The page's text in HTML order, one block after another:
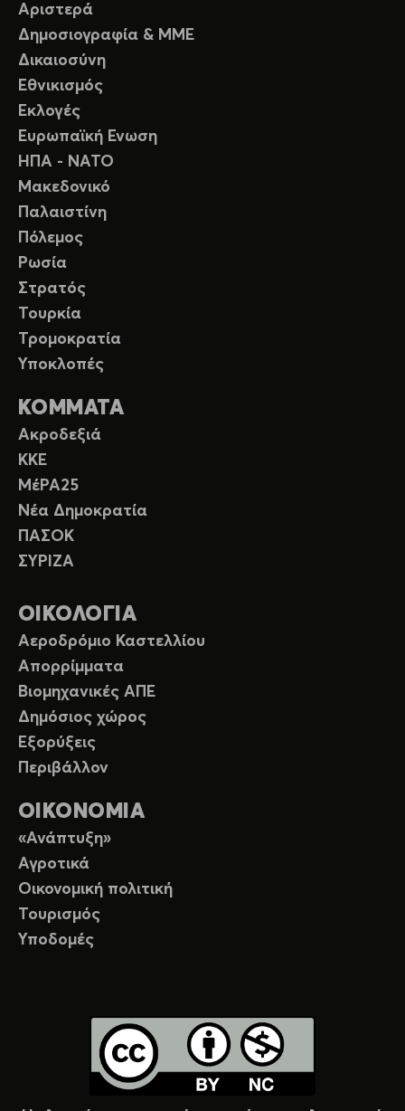
Αριστερά
Δημοσιογραφία & ΜΜΕ
Δικαιοσύνη
Εθνικισμός
Εκλογές
Ευρωπαϊκή Ενωση
ΗΠΑ - ΝΑΤΟ
Μακεδονικό
Παλαιστίνη
Πόλεμος
Ρωσία
Στρατός
Τουρκία
Τρομοκρατία
Υποκλοπές
ΚΟΜΜΑΤΑ
Ακροδεξιά
ΚΚΕ
ΜέΡΑ25
Νέα Δημοκρατία
ΠΑΣΟΚ
ΣΥΡΙΖΑ
ΟΙΚΟΛΟΓΙΑ
Αεροδρόμιο Καστελλίου
Απορρίμματα
Βιομηχανικές ΑΠΕ
Δημόσιος χώρος
Εξορύξεις
Περιβάλλον
ΟΙΚΟΝΟΜΙΑ
«Ανάπτυξη»
Αγροτικά
Οικονομική πολιτική
Τουρισμός
Υποδομές